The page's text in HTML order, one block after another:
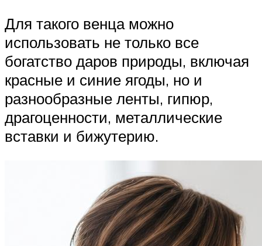
Для такого венца можно
использовать не только все
богатство даров природы, включая
красные и синие ягоды, но и
разнообразные ленты, гипюр,
драгоценности, металлические
вставки и бижутерию.